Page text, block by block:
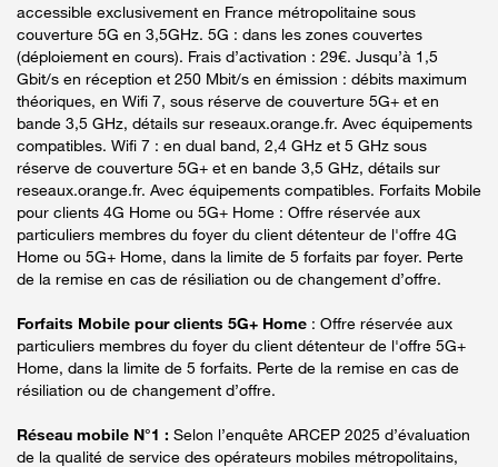
accessible exclusivement en France métropolitaine sous
couverture 5G en 3,5GHz. 5G : dans les zones couvertes
(déploiement en cours). Frais d’activation : 29€. Jusqu’à 1,5
Gbit/s en réception et 250 Mbit/s en émission : débits maximum
théoriques, en Wifi 7, sous réserve de couverture 5G+ et en
bande 3,5 GHz, détails sur reseaux.orange.fr. Avec équipements
compatibles. Wifi 7 : en dual band, 2,4 GHz et 5 GHz sous
réserve de couverture 5G+ et en bande 3,5 GHz, détails sur
reseaux.orange.fr. Avec équipements compatibles. Forfaits Mobile
pour clients 4G Home ou 5G+ Home : Offre réservée aux
particuliers membres du foyer du client détenteur de l'offre 4G
Home ou 5G+ Home, dans la limite de 5 forfaits par foyer. Perte
de la remise en cas de résiliation ou de changement d’offre.
Forfaits Mobile pour clients 5G+ Home : Offre réservée aux
particuliers membres du foyer du client détenteur de l'offre 5G+
Home, dans la limite de 5 forfaits. Perte de la remise en cas de
résiliation ou de changement d’offre.
Réseau mobile N°1 : Selon l’enquête ARCEP 2025 d’évaluation
de la qualité de service des opérateurs mobiles métropolitains,